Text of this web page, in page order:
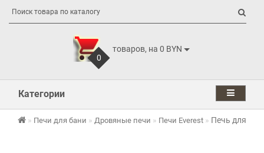
0
товаров, на 0 BYN
Категории
Печи для бани Дровяные печи Печи Everest Печь для